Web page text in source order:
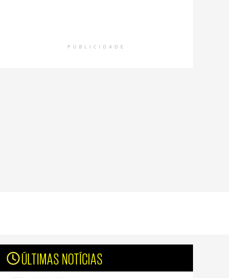
PUBLICIDADE
ÚLTIMAS NOTÍCIAS